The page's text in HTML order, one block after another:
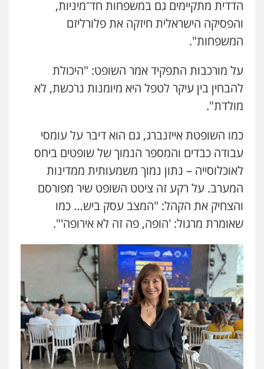
0526655833
0505417090
0507120031
עו"ד אייל אביטל
פלילי פשיעה חמורה מעצרים וחקירות
0544712201
עו"ד בועז קניג
פלילי משפחה כלכלי צבאי
0507003001
עו"ד אייל בסרגליק
פלילי כלכלי צווארון לבן עורכי דין לענייני
אסירים אזרחי נדל"ן / עסקים
0528488515
הדדית מתקיימים גם במשפחות חד־מיניות,
והפסיקה הישראלית חיזקה את פלורליזם
המשפחות".
על מורכבות התפקיד אמר השופט: "היכולת
להבחין בין עיקר לטפל היא מיומנות נרכשת, לא
מולדת".
כמו השופטת אייזנברג, גם הוא דיבר על עומסי
עבודה כבדים והמספר הנמוך של שופטים ביחס
לאוכלוסייה – נתון נמוך משמעותית ממדינות
המערב. על רקע זה ציטט השופט שיר מפורסם
והצחיק את הקהל: "המצב עסק ביש… כמו
שאומרת מרגול: 'הופה, פה זה לא אירופה'".